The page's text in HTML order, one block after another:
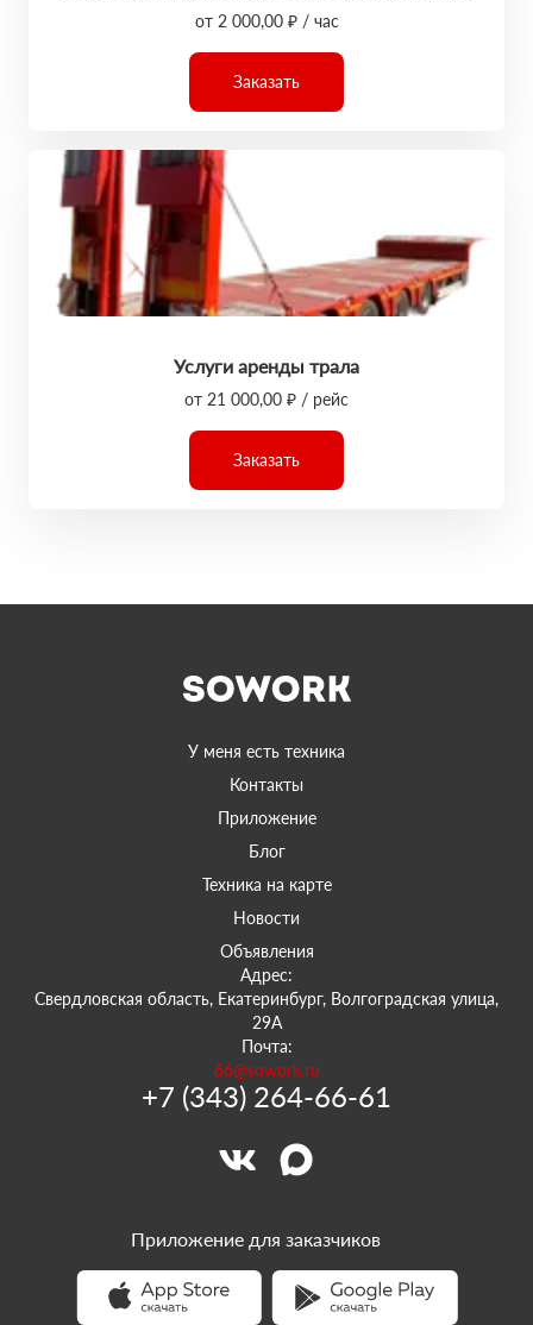
от 2 000,00 ₽ / час
Заказать
Услуги аренды трала
от 21 000,00 ₽ / рейс
Заказать
У меня есть техника
Контакты
Приложение
Блог
Техника на карте
Новости
Объявления
Адрес:
Свердловская область, Екатеринбург, Волгоградская улица,
29А
Почта:
66@sowork.ru
+7 (343) 264-66-61
Приложение для заказчиков